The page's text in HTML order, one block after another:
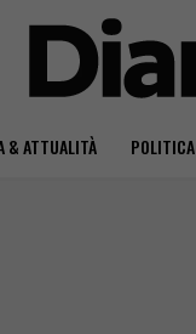
& ATTUALITÀ POLITICA